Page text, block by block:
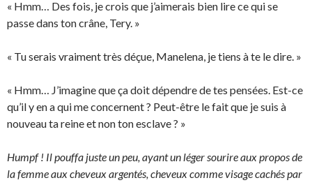
« Hmm… Des fois, je crois que j’aimerais bien lire ce qui se
passe dans ton crâne, Tery. »
« Tu serais vraiment très déçue, Manelena, je tiens à te le dire. »
« Hmm… J’imagine que ça doit dépendre de tes pensées. Est-ce
qu’il y en a qui me concernent ? Peut-être le fait que je suis à
nouveau ta reine et non ton esclave ? »
Humpf ! Il pouffa juste un peu, ayant un léger sourire aux propos de
la femme aux cheveux argentés, cheveux comme visage cachés par